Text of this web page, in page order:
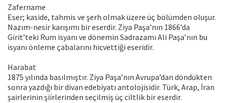
Zafername
Eser; kaside, tahmis ve şerh olmak üzere üç bölümden oluşur.
Nazım-nesir karışımı bir eserdir. Ziya Paşa’nın 1866’da
Girit’teki Rum isyanı ve dönemin Sadrazamı Ali Paşa’nın bu
isyanı önleme çabalarını hicvettiği eseridir.
Harabat
1875 yılında basılmıştır. Ziya Paşa’nın Avrupa’dan döndükten
sonra yazdığı bir divan edebiyatı antolojisidir. Türk, Arap, İran
şairlerinin şiirlerinden seçilmiş üç ciltlik bir eserdir.